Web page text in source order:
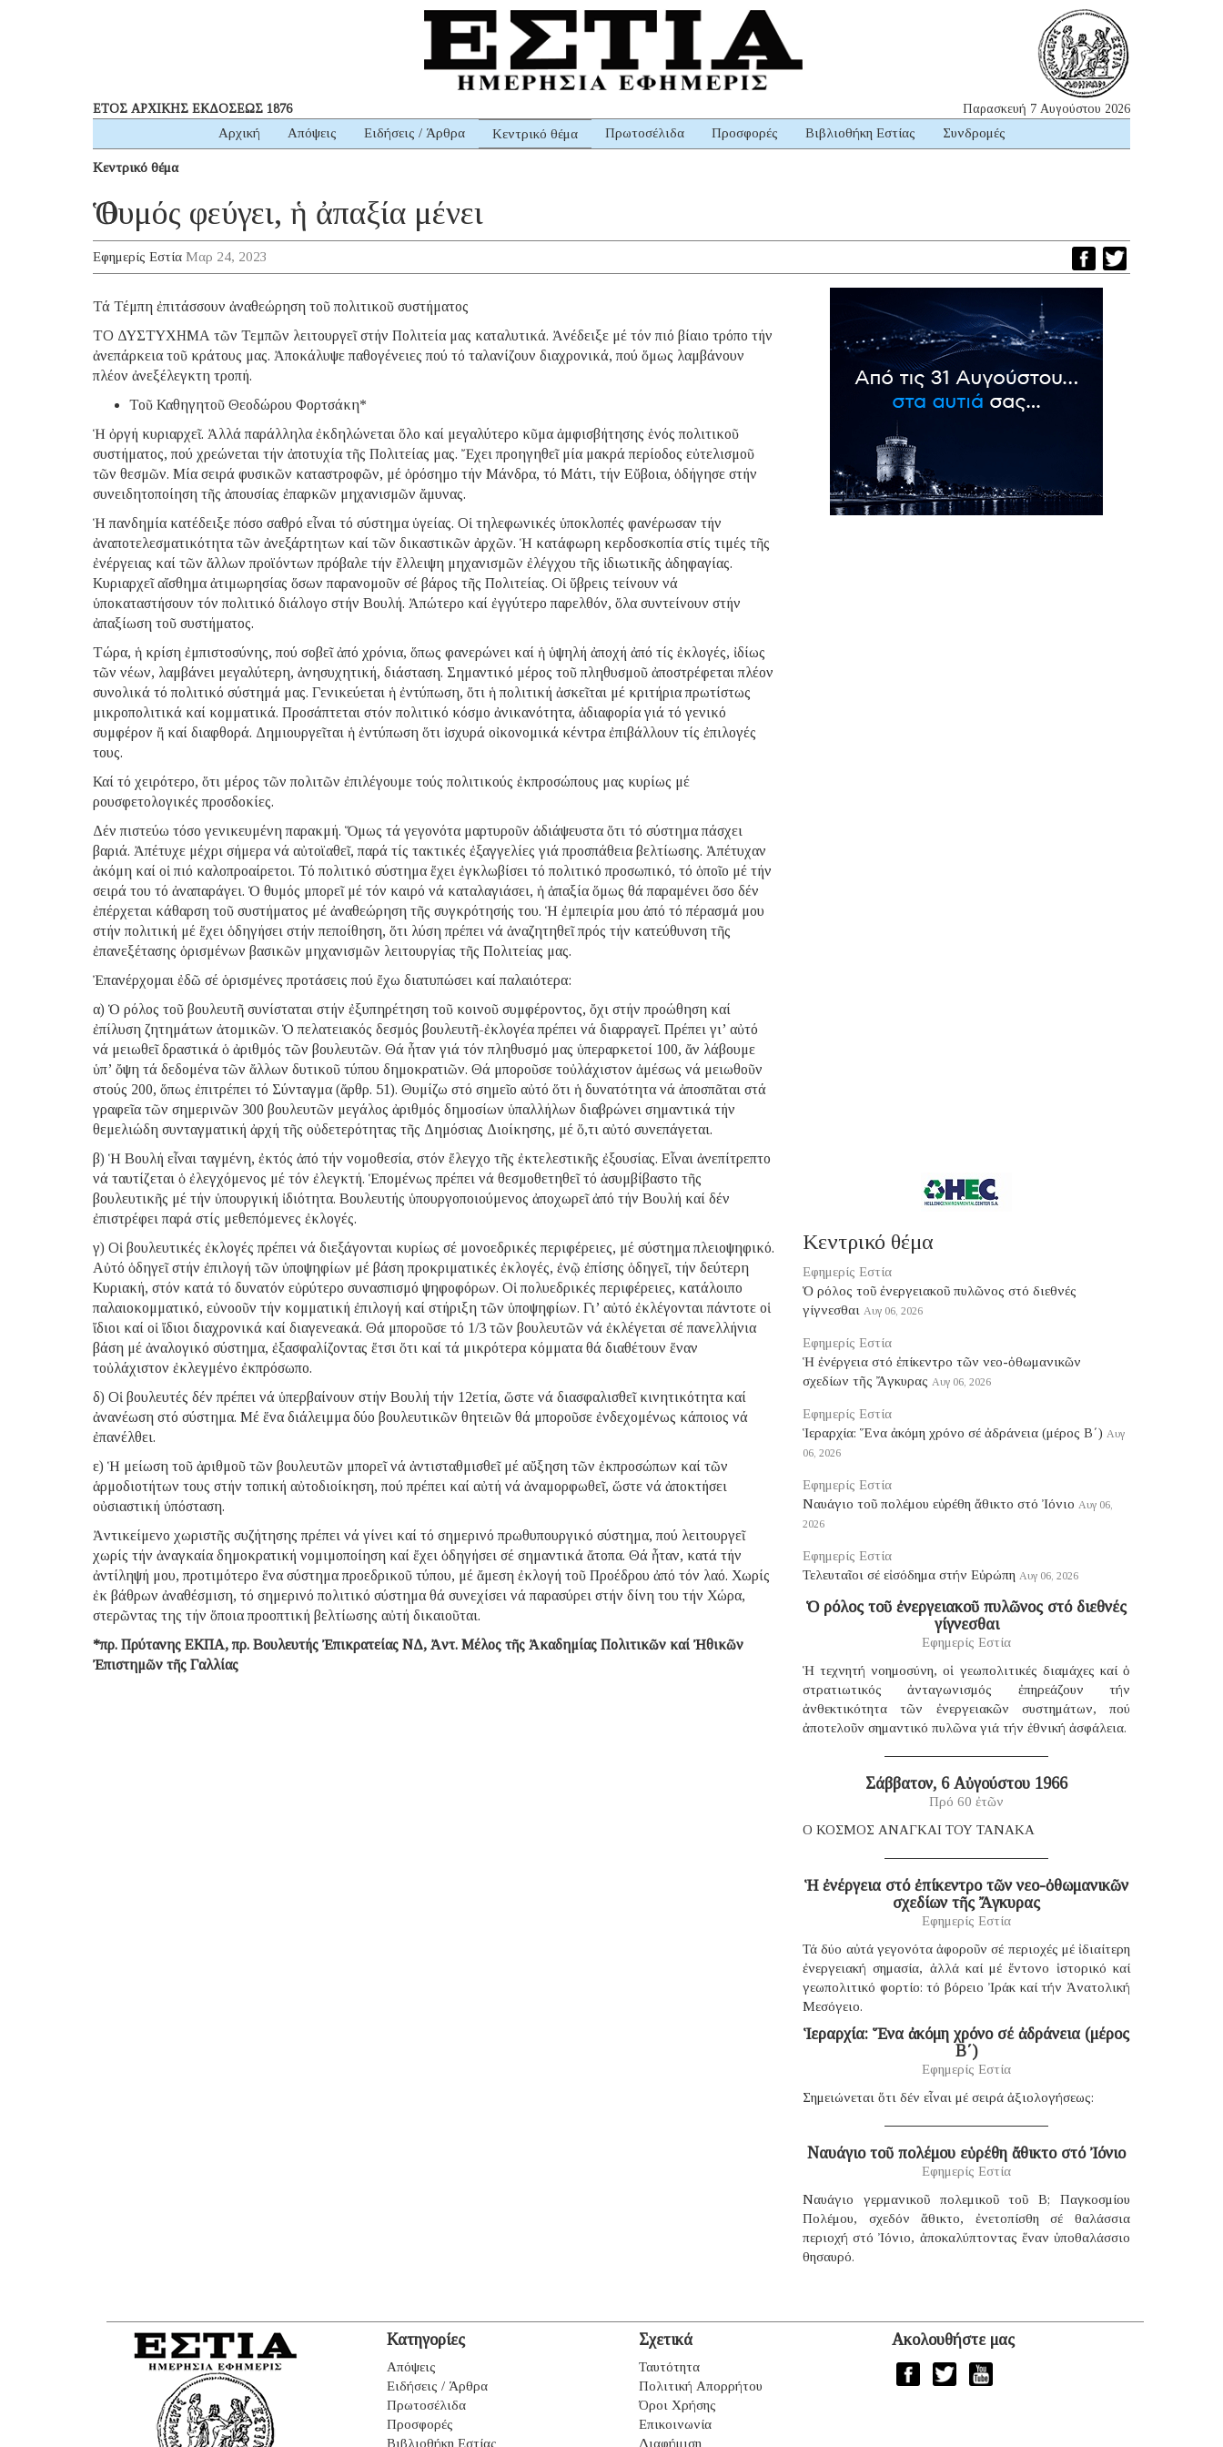
ΕΤΟΣ ΑΡΧΙΚΗΣ ΕΚΔΟΣΕΩΣ 1876 Παρασκευή 7 Αυγούστου 2026
Αρχική Απόψεις Ειδήσεις / Άρθρα Κεντρικό θέμα Πρωτοσέλιδα Προσφορές Βιβλιοθήκη Εστίας Συνδρομές
Κεντρικό θέμα
Ὁ θυμός φεύγει, ἡ ἀπαξία μένει
Εφημερίς Εστία Μαρ 24, 2023
Τά Τέμπη ἐπιτάσσουν ἀναθεώρηση τοῦ πολιτικοῦ συστήματος
ΤΟ ΔΥΣΤΥΧΗΜΑ τῶν Τεμπῶν λειτουργεῖ στήν Πολιτεία μας καταλυτικά. Ἀνέδειξε μέ τόν πιό βίαιο τρόπο τήν
ἀνεπάρκεια τοῦ κράτους μας. Ἀποκάλυψε παθογένειες πού τό ταλανίζουν διαχρονικά, πού ὅμως λαμβάνουν
πλέον ἀνεξέλεγκτη τροπή.
Τοῦ Καθηγητοῦ Θεοδώρου Φορτσάκη*
Ἡ ὀργή κυριαρχεῖ. Ἀλλά παράλληλα ἐκδηλώνεται ὅλο καί μεγαλύτερο κῦμα ἀμφισβήτησης ἑνός πολιτικοῦ
συστήματος, πού χρεώνεται τήν ἀποτυχία τῆς Πολιτείας μας. Ἔχει προηγηθεῖ μία μακρά περίοδος εὐτελισμοῦ
τῶν θεσμῶν. Μία σειρά φυσικῶν καταστροφῶν, μέ ὁρόσημο τήν Μάνδρα, τό Μάτι, τήν Εὔβοια, ὁδήγησε στήν
συνειδητοποίηση τῆς ἀπουσίας ἐπαρκῶν μηχανισμῶν ἄμυνας.
Ἡ πανδημία κατέδειξε πόσο σαθρό εἶναι τό σύστημα ὑγείας. Οἱ τηλεφωνικές ὑποκλοπές φανέρωσαν τήν
ἀναποτελεσματικότητα τῶν ἀνεξάρτητων καί τῶν δικαστικῶν ἀρχῶν. Ἡ κατάφωρη κερδοσκοπία στίς τιμές τῆς
ἐνέργειας καί τῶν ἄλλων προϊόντων πρόβαλε τήν ἔλλειψη μηχανισμῶν ἐλέγχου τῆς ἰδιωτικῆς ἀδηφαγίας.
Κυριαρχεῖ αἴσθημα ἀτιμωρησίας ὅσων παρανομοῦν σέ βάρος τῆς Πολιτείας. Οἱ ὕβρεις τείνουν νά
ὑποκαταστήσουν τόν πολιτικό διάλογο στήν Βουλή. Ἀπώτερο καί ἐγγύτερο παρελθόν, ὅλα συντείνουν στήν
ἀπαξίωση τοῦ συστήματος.
Τώρα, ἡ κρίση ἐμπιστοσύνης, πού σοβεῖ ἀπό χρόνια, ὅπως φανερώνει καί ἡ ὑψηλή ἀποχή ἀπό τίς ἐκλογές, ἰδίως
τῶν νέων, λαμβάνει μεγαλύτερη, ἀνησυχητική, διάσταση. Σημαντικό μέρος τοῦ πληθυσμοῦ ἀποστρέφεται πλέον
συνολικά τό πολιτικό σύστημά μας. Γενικεύεται ἡ ἐντύπωση, ὅτι ἡ πολιτική ἀσκεῖται μέ κριτήρια πρωτίστως
μικροπολιτικά καί κομματικά. Προσάπτεται στόν πολιτικό κόσμο ἀνικανότητα, ἀδιαφορία γιά τό γενικό
συμφέρον ἤ καί διαφθορά. Δημιουργεῖται ἡ ἐντύπωση ὅτι ἰσχυρά οἰκονομικά κέντρα ἐπιβάλλουν τίς ἐπιλογές
τους.
Καί τό χειρότερο, ὅτι μέρος τῶν πολιτῶν ἐπιλέγουμε τούς πολιτικούς ἐκπροσώπους μας κυρίως μέ
ρουσφετολογικές προσδοκίες.
Δέν πιστεύω τόσο γενικευμένη παρακμή. Ὅμως τά γεγονότα μαρτυροῦν ἀδιάψευστα ὅτι τό σύστημα πάσχει
βαριά. Ἀπέτυχε μέχρι σήμερα νά αὐτοϊαθεῖ, παρά τίς τακτικές ἐξαγγελίες γιά προσπάθεια βελτίωσης. Ἀπέτυχαν
ἀκόμη καί οἱ πιό καλοπροαίρετοι. Τό πολιτικό σύστημα ἔχει ἐγκλωβίσει τό πολιτικό προσωπικό, τό ὁποῖο μέ τήν
σειρά του τό ἀναπαράγει. Ὁ θυμός μπορεῖ μέ τόν καιρό νά καταλαγιάσει, ἡ ἀπαξία ὅμως θά παραμένει ὅσο δέν
ἐπέρχεται κάθαρση τοῦ συστήματος μέ ἀναθεώρηση τῆς συγκρότησής του. Ἡ ἐμπειρία μου ἀπό τό πέρασμά μου
στήν πολιτική μέ ἔχει ὁδηγήσει στήν πεποίθηση, ὅτι λύση πρέπει νά ἀναζητηθεῖ πρός τήν κατεύθυνση τῆς
ἐπανεξέτασης ὁρισμένων βασικῶν μηχανισμῶν λειτουργίας τῆς Πολιτείας μας.
Ἐπανέρχομαι ἐδῶ σέ ὁρισμένες προτάσεις πού ἔχω διατυπώσει καί παλαιότερα:
α) Ὁ ρόλος τοῦ βουλευτῆ συνίσταται στήν ἐξυπηρέτηση τοῦ κοινοῦ συμφέροντος, ὄχι στήν προώθηση καί
ἐπίλυση ζητημάτων ἀτομικῶν. Ὁ πελατειακός δεσμός βουλευτῆ-ἐκλογέα πρέπει νά διαρραγεῖ. Πρέπει γι’ αὐτό
νά μειωθεῖ δραστικά ὁ ἀριθμός τῶν βουλευτῶν. Θά ἦταν γιά τόν πληθυσμό μας ὑπεραρκετοί 100, ἄν λάβουμε
ὑπ’ ὄψη τά δεδομένα τῶν ἄλλων δυτικοῦ τύπου δημοκρατιῶν. Θά μποροῦσε τοὐλάχιστον ἀμέσως νά μειωθοῦν
στούς 200, ὅπως ἐπιτρέπει τό Σύνταγμα (ἄρθρ. 51). Θυμίζω στό σημεῖο αὐτό ὅτι ἡ δυνατότητα νά ἀποσπᾶται στά
γραφεῖα τῶν σημερινῶν 300 βουλευτῶν μεγάλος ἀριθμός δημοσίων ὑπαλλήλων διαβρώνει σημαντικά τήν
θεμελιώδη συνταγματική ἀρχή τῆς οὐδετερότητας τῆς Δημόσιας Διοίκησης, μέ ὅ,τι αὐτό συνεπάγεται.
β) Ἡ Βουλή εἶναι ταγμένη, ἐκτός ἀπό τήν νομοθεσία, στόν ἔλεγχο τῆς ἐκτελεστικῆς ἐξουσίας. Εἶναι ἀνεπίτρεπτο
νά ταυτίζεται ὁ ἐλεγχόμενος μέ τόν ἐλεγκτή. Ἑπομένως πρέπει νά θεσμοθετηθεῖ τό ἀσυμβίβαστο τῆς
βουλευτικῆς μέ τήν ὑπουργική ἰδιότητα. Βουλευτής ὑπουργοποιούμενος ἀποχωρεῖ ἀπό τήν Βουλή καί δέν
ἐπιστρέφει παρά στίς μεθεπόμενες ἐκλογές.
γ) Οἱ βουλευτικές ἐκλογές πρέπει νά διεξάγονται κυρίως σέ μονοεδρικές περιφέρειες, μέ σύστημα πλειοψηφικό.
Αὐτό ὁδηγεῖ στήν ἐπιλογή τῶν ὑποψηφίων μέ βάση προκριματικές ἐκλογές, ἐνῷ ἐπίσης ὁδηγεῖ, τήν δεύτερη
Κυριακή, στόν κατά τό δυνατόν εὐρύτερο συνασπισμό ψηφοφόρων. Οἱ πολυεδρικές περιφέρειες, κατάλοιπο
παλαιοκομματικό, εὐνοοῦν τήν κομματική ἐπιλογή καί στήριξη τῶν ὑποψηφίων. Γι’ αὐτό ἐκλέγονται πάντοτε οἱ
ἴδιοι καί οἱ ἴδιοι διαχρονικά καί διαγενεακά. Θά μποροῦσε τό 1/3 τῶν βουλευτῶν νά ἐκλέγεται σέ πανελλήνια
βάση μέ ἀναλογικό σύστημα, ἐξασφαλίζοντας ἔτσι ὅτι καί τά μικρότερα κόμματα θά διαθέτουν ἕναν
τοὐλάχιστον ἐκλεγμένο ἐκπρόσωπο.
δ) Οἱ βουλευτές δέν πρέπει νά ὑπερβαίνουν στήν Βουλή τήν 12ετία, ὥστε νά διασφαλισθεῖ κινητικότητα καί
ἀνανέωση στό σύστημα. Μέ ἕνα διάλειμμα δύο βουλευτικῶν θητειῶν θά μποροῦσε ἐνδεχομένως κάποιος νά
ἐπανέλθει.
ε) Ἡ μείωση τοῦ ἀριθμοῦ τῶν βουλευτῶν μπορεῖ νά ἀντισταθμισθεῖ μέ αὔξηση τῶν ἐκπροσώπων καί τῶν
ἁρμοδιοτήτων τους στήν τοπική αὐτοδιοίκηση, πού πρέπει καί αὐτή νά ἀναμορφωθεῖ, ὥστε νά ἀποκτήσει
οὐσιαστική ὑπόσταση.
Ἀντικείμενο χωριστῆς συζήτησης πρέπει νά γίνει καί τό σημερινό πρωθυπουργικό σύστημα, πού λειτουργεῖ
χωρίς τήν ἀναγκαία δημοκρατική νομιμοποίηση καί ἔχει ὁδηγήσει σέ σημαντικά ἄτοπα. Θά ἦταν, κατά τήν
ἀντίληψή μου, προτιμότερο ἕνα σύστημα προεδρικοῦ τύπου, μέ ἄμεση ἐκλογή τοῦ Προέδρου ἀπό τόν λαό. Χωρίς
ἐκ βάθρων ἀναθέσμιση, τό σημερινό πολιτικό σύστημα θά συνεχίσει νά παρασύρει στήν δίνη του τήν Χώρα,
στερῶντας της τήν ὅποια προοπτική βελτίωσης αὐτή δικαιοῦται.
*πρ. Πρύτανης ΕΚΠΑ, πρ. Βουλευτής Ἐπικρατείας ΝΔ, Ἀντ. Μέλος τῆς Ἀκαδημίας Πολιτικῶν καί Ἠθικῶν
Ἐπιστημῶν τῆς Γαλλίας
Κεντρικό θέμα
Εφημερίς Εστία
Ὁ ρόλος τοῦ ἐνεργειακοῦ πυλῶνος στό διεθνές
γίγνεσθαι Αυγ 06, 2026
Εφημερίς Εστία
Ἡ ἐνέργεια στό ἐπίκεντρο τῶν νεο-ὀθωμανικῶν
σχεδίων τῆς Ἄγκυρας Αυγ 06, 2026
Εφημερίς Εστία
Ἱεραρχία: Ἕνα ἀκόμη χρόνο σέ ἀδράνεια (μέρος B΄) Αυγ
06, 2026
Εφημερίς Εστία
Ναυάγιο τοῦ πολέμου εὑρέθη ἄθικτο στό Ἰόνιο Αυγ 06,
2026
Εφημερίς Εστία
Τελευταῖοι σέ εἰσόδημα στήν Εὐρώπη Αυγ 06, 2026
Ὁ ρόλος τοῦ ἐνεργειακοῦ πυλῶνος στό διεθνές
γίγνεσθαι
Εφημερίς Εστία
Ἡ τεχνητή νοημοσύνη, οἱ γεωπολιτικές διαμάχες καί ὁ
στρατιωτικός ἀνταγωνισμός ἐπηρεάζουν τήν
ἀνθεκτικότητα τῶν ἐνεργειακῶν συστημάτων, πού
ἀποτελοῦν σημαντικό πυλῶνα γιά τήν ἐθνική ἀσφάλεια.
Σάββατον, 6 Αὐγούστου 1966
Πρό 60 ἐτῶν
Ο ΚΟΣΜΟΣ ΑΝΑΓΚΑΙ ΤΟΥ ΤΑΝΑΚΑ
Ἡ ἐνέργεια στό ἐπίκεντρο τῶν νεο-ὀθωμανικῶν
σχεδίων τῆς Ἄγκυρας
Εφημερίς Εστία
Τά δύο αὐτά γεγονότα ἀφοροῦν σέ περιοχές μέ ἰδιαίτερη
ἐνεργειακή σημασία, ἀλλά καί μέ ἔντονο ἱστορικό καί
γεωπολιτικό φορτίο: τό βόρειο Ἰράκ καί τήν Ἀνατολική
Μεσόγειο.
Ἱεραρχία: Ἕνα ἀκόμη χρόνο σέ ἀδράνεια (μέρος
B΄)
Εφημερίς Εστία
Σημειώνεται ὅτι δέν εἶναι μέ σειρά ἀξιολογήσεως:
Ναυάγιο τοῦ πολέμου εὑρέθη ἄθικτο στό Ἰόνιο
Εφημερίς Εστία
Ναυάγιο γερμανικοῦ πολεμικοῦ τοῦ B; Παγκοσμίου
Πολέμου, σχεδόν ἄθικτο, ἐνετοπίσθη σέ θαλάσσια
περιοχή στό Ἰόνιο, ἀποκαλύπτοντας ἕναν ὑποθαλάσσιο
θησαυρό.
Κατηγορίες
Απόψεις
Ειδήσεις / Άρθρα
Πρωτοσέλιδα
Προσφορές
Βιβλιοθήκη Εστίας
Σχετικά
Ταυτότητα
Πολιτική Απορρήτου
Όροι Χρήσης
Επικοινωνία
Διαφήμιση
Ακολουθήστε μας